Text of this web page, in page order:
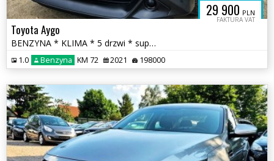
29 900 PLN
FAKTURA VAT
Toyota Aygo
BENZYNA * KLIMA * 5 drzwi * super * oakzja * POLECAMY
1.0 Benzyna KM 72 2021 198000